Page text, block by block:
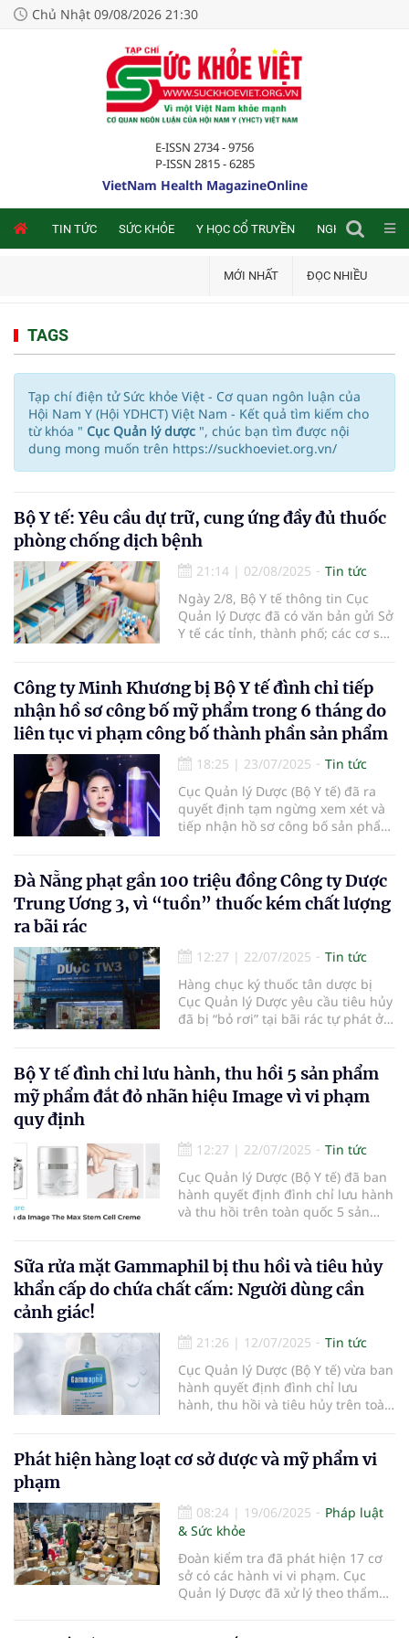
Chủ Nhật 09/08/2026 21:30
E-ISSN 2734 - 9756
P-ISSN 2815 - 6285
VietNam Health MagazineOnline
TIN TỨC SỨC KHỎE Y HỌC CỔ TRUYỀN NGHIÊN CỨU
MỚI NHẤT ĐỌC NHIỀU
TAGS
Tạp chí điện tử Sức khỏe Việt - Cơ quan ngôn luận của
Hội Nam Y (Hội YDHCT) Việt Nam - Kết quả tìm kiếm cho
từ khóa " Cục Quản lý dược ", chúc bạn tìm được nội
dung mong muốn trên https://suckhoeviet.org.vn/
Bộ Y tế: Yêu cầu dự trữ, cung ứng đầy đủ thuốc
phòng chống dịch bệnh
21:14 | 02/08/2025
Tin tức
Ngày 2/8, Bộ Y tế thông tin Cục
Quản lý Dược đã có văn bản gửi Sở
Y tế các tỉnh, thành phố; các cơ sở
mùa mưa lũ năm 2025.
Công ty Minh Khương bị Bộ Y tế đình chỉ tiếp
nhận hồ sơ công bố mỹ phẩm trong 6 tháng do
liên tục vi phạm công bố thành phần sản phẩm
18:25 | 23/07/2025
Tin tức
Cục Quản lý Dược (Bộ Y tế) đã ra
quyết định tạm ngừng xem xét và
tiếp nhận hồ sơ công bố sản phẩm
Khương.
Đà Nẵng phạt gần 100 triệu đồng Công ty Dược
Trung Ương 3, vì “tuồn” thuốc kém chất lượng
ra bãi rác
12:27 | 22/07/2025
Tin tức
Hàng chục ký thuốc tân dược bị
Cục Quản lý Dược yêu cầu tiêu hủy
đã bị “bỏ rơi” tại bãi rác tự phát ở
và buộc khắc phục môi trường.
Bộ Y tế đình chỉ lưu hành, thu hồi 5 sản phẩm
mỹ phẩm đắt đỏ nhãn hiệu Image vì vi phạm
quy định
12:27 | 22/07/2025
Tin tức
Cục Quản lý Dược (Bộ Y tế) đã ban
hành quyết định đình chỉ lưu hành
và thu hồi trên toàn quốc 5 sản
Minh Khương.
Sữa rửa mặt Gammaphil bị thu hồi và tiêu hủy
khẩn cấp do chứa chất cấm: Người dùng cần
cảnh giác!
21:26 | 12/07/2025
Tin tức
Cục Quản lý Dược (Bộ Y tế) vừa ban
hành quyết định đình chỉ lưu
hành, thu hồi và tiêu hủy trên toàn
125ml sau khi phát hiện sản phẩm
chứa chất cấm.
Phát hiện hàng loạt cơ sở dược và mỹ phẩm vi
phạm
08:24 | 19/06/2025
Pháp luật
& Sức khỏe
Đoàn kiểm tra đã phát hiện 17 cơ
sở có các hành vi vi phạm. Cục
Quản lý Dược đã xử lý theo thẩm